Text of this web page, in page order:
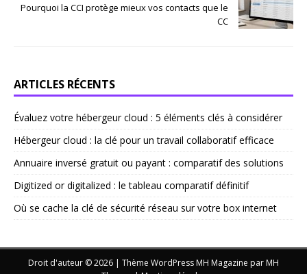
Pourquoi la CCI protège mieux vos contacts que le
CC
ARTICLES RÉCENTS
Évaluez votre hébergeur cloud : 5 éléments clés à considérer
Hébergeur cloud : la clé pour un travail collaboratif efficace
Annuaire inversé gratuit ou payant : comparatif des solutions
Digitized or digitalized : le tableau comparatif définitif
Où se cache la clé de sécurité réseau sur votre box internet
Droit d'auteur © 2026 | Thème WordPress MH Magazine par MH